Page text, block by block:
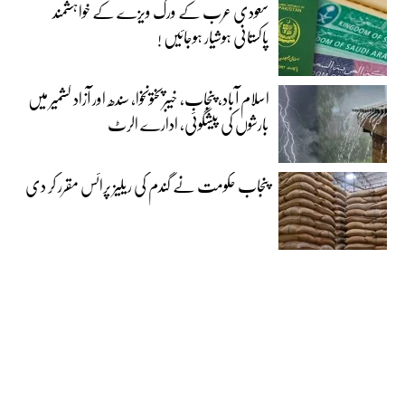
سعودی عرب کے ورک ویزے کے خواہشمند
پاکستانی ہوشیار ہوجائیں !
اسلام آباد، پنجاب، خیبرپختونخوا، سندھ اور آزاد کشمیر میں
بارشوں کی پیشگوئی، ادارے الرٹ
پنجاب حکومت نے گندم کی ریلیز پرائس مقرر کر دی‎